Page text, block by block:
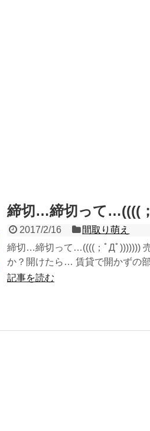
締切…締切って…((((
2017/2/16
間取り萌え
締切…締切って…((((；ﾟДﾟ)))))))
か？開けたら… 賃貸で開かずの
記事を読む